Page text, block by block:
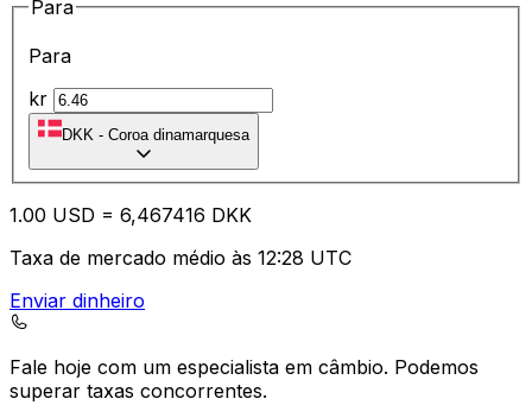
Para
Para
kr
DKK - Coroa dinamarquesa
1.00 USD = 6,467416 DKK
Taxa de mercado médio às 12:28 UTC
Enviar dinheiro
Fale hoje com um especialista em câmbio. Podemos
superar taxas concorrentes.